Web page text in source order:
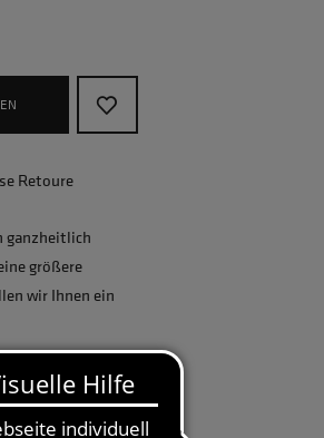
Retoure
ganzheitlich
größere
wir Ihnen ein